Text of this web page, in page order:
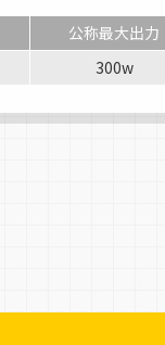
公称最大出力
300w